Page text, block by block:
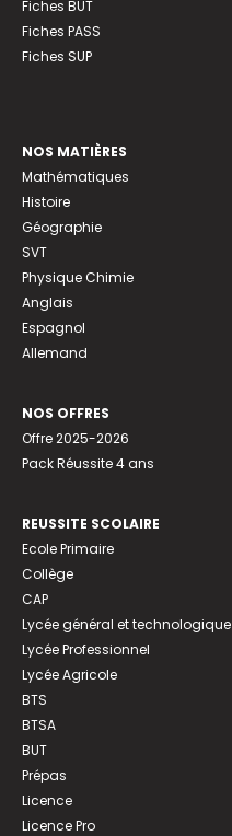
Fiches BUT
Fiches PASS
Fiches SUP
NOS MATIÈRES
Mathématiques
Histoire
Géographie
SVT
Physique Chimie
Anglais
Espagnol
Allemand
NOS OFFRES
Offre 2025-2026
Pack Réussite 4 ans
REUSSITE SCOLAIRE
Ecole Primaire
Collège
CAP
Lycée général et technologique
Lycée Professionnel
Lycée Agricole
BTS
BTSA
BUT
Prépas
Licence
Licence Pro